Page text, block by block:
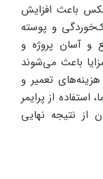
باعث افزایش
و پوسته
و آسان پروژه و
باعث می‌شوند
تعمیر و
استفاده از پرایمر
نتیجه نهایی